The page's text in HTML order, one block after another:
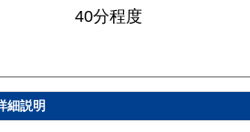
40分程度
細説明